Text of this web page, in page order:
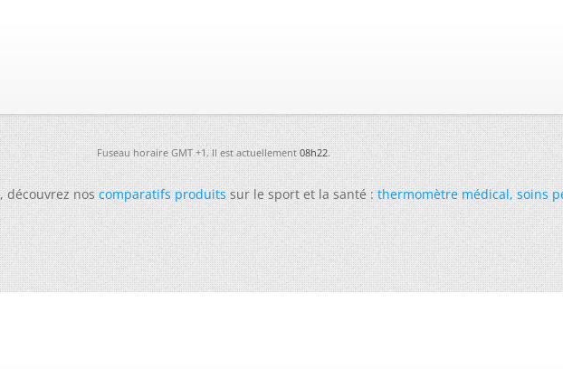
Fuseau horaire GMT +1. Il est actuellement08h22.
découvrez noscomparatifs produitssur le sport et la santé :thermomètre médical,soins